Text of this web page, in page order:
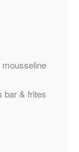
bar & frites